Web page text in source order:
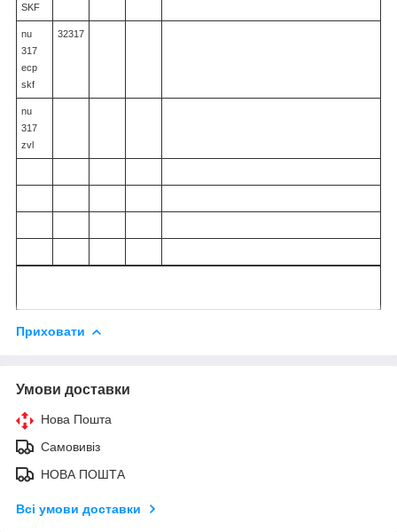
SKF
nu
317
ecp
skf
32317
nu
317
zvl
Приховати
Умови доставки
Нова Пошта
Самовивіз
НОВА ПОШТА
Всі умови доставки